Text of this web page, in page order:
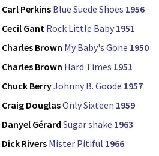
Carl Perkins Blue Suede Shoes 1956
Cecil Gant Rock Little Baby 1951
Charles Brown My Baby's Gone 1950
Charles Brown Hard Times 1951
Chuck BerryJohnny B. Goode 1957
Craig DouglasOnly Sixteen 1959
Danyel Gérard Sugar shake 1963
Dick Rivers Mister Pitiful 1966